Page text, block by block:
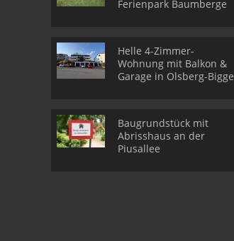
Ferienpark Baumberge
Helle 4-Zimmer-
Wohnung mit Balkon &
Garage in Olsberg-Bigge
Baugrundstück mit
Abrisshaus an der
Piusallee